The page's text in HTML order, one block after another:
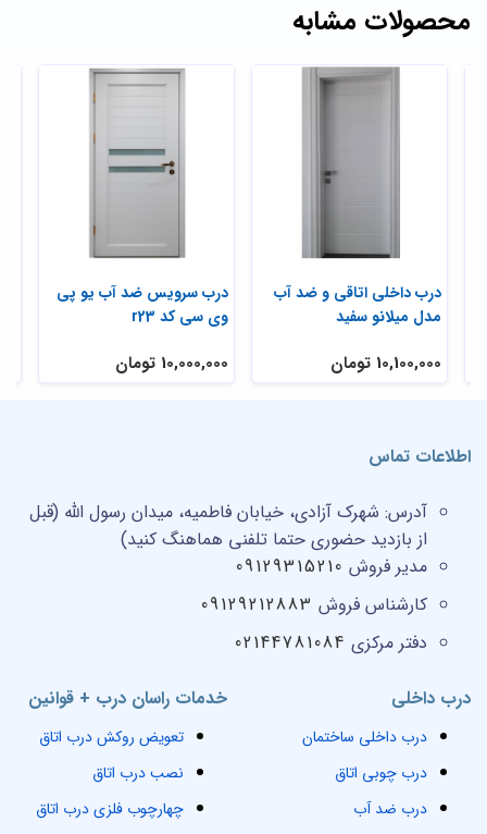
محصولات مشابه
درب داخلی اتاقی و ضد آب
مدل میلانو سفید
10,100,000 تومان
درب ضد آب مدل میلانو
10,000,000 تومان
خدمات راسان درب + قوانین
تعویض روکش درب اتاق
نصب درب اتاق
چهارچوب فلزی درب اتاق
درب داخلی
درب داخلی ساختمان
درب چوبی اتاق
درب ضد آب
اطلاعات تماس
آدرس: شهرک آزادی، خیابان فاطمیه، میدان رسول الله (قبل
از بازدید حضوری حتما تلفنی هماهنگ کنید)
مدیر فروش 09129315210
کارشناس فروش 09129212883
دفتر مرکزی 02144781084